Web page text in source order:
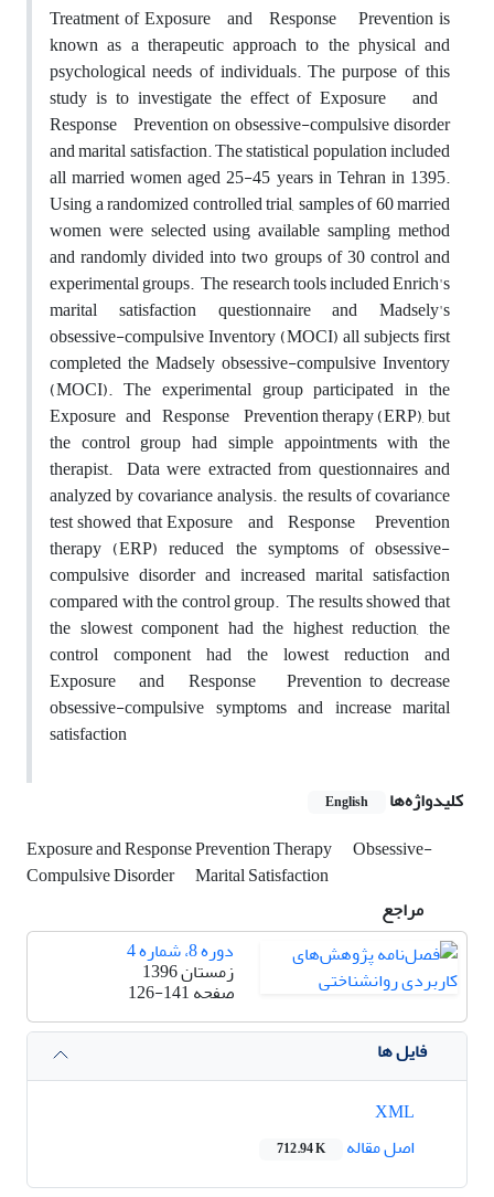
Treatment of Exposure and Response Prevention is
known as a therapeutic approach to the physical and
psychological needs of individuals. The purpose of this
study is to investigate the effect of Exposure and
Response Prevention on obsessive-compulsive disorder
and marital satisfaction. The statistical population included
all married women aged 25-45 years in Tehran in 1395.
Using a randomized controlled trial, samples of 60 married
women were selected using available sampling method
and randomly divided into two groups of 30 control and
experimental groups. The research tools included Enrich's
marital satisfaction questionnaire and Madsely's
obsessive-compulsive Inventory (MOCI) all subjects first
completed the Madsely obsessive-compulsive Inventory
(MOCI). The experimental group participated in the
Exposure and Response Prevention therapy (ERP), but
the control group had simple appointments with the
therapist. Data were extracted from questionnaires and
analyzed by covariance analysis. the results of covariance
test showed that Exposure and Response Prevention
therapy (ERP) reduced the symptoms of obsessive-
compulsive disorder and increased marital satisfaction
compared with the control group. The results showed that
the slowest component had the highest reduction, the
control component had the lowest reduction and
Exposure and Response Prevention to decrease
obsessive-compulsive symptoms and increase marital
satisfaction
کلیدواژه‌ها
English
Exposure and Response Prevention Therapy
Obsessive-
Compulsive Disorder Marital Satisfaction
مراجع
دوره 8، شماره 4
زمستان 1396
صفحه126-141
فایل ها
اصل مقاله
712.94 K